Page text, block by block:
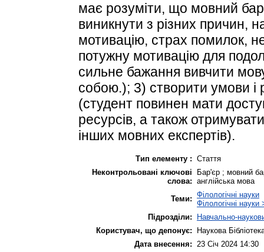
має розуміти, що мовний
виникнути з різних причин,
мотивацію, страх помилок,
потужну мотивацію для
сильне бажання вивчити
собою.); 3) створити умови і
(студент повинен мати
ресурсів, а також
інших мовних експертів).
Тип елементу : Стаття
Неконтрольовані ключові
слова:
Бар'єр ; мовний
англійська мова
Теми: Філологічні науки
Філологічні
Підрозділи:
Навчально-
Користувач, що депонує:
Наукова
Дата внесення:
23 Січ 2024 14:30